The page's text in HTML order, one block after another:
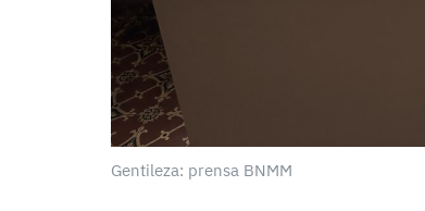
Gentileza: prensa BNMM